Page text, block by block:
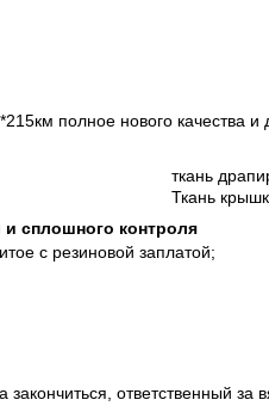
полное нового качества
ткань
Ткань
и сплошного контроля
с резиновой заплатой;
ответственный